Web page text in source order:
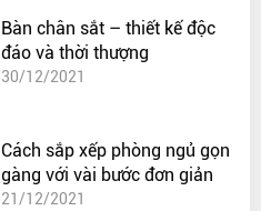
Bàn chân sắt – thiết kế độc
đáo và thời thượng
30/12/2021
Cách sắp xếp phòng ngủ gọn
gàng với vài bước đơn giản
21/12/2021